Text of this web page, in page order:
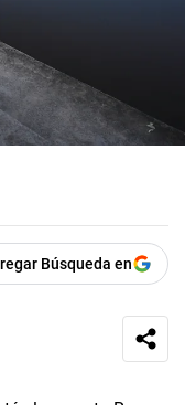
Búsqueda en